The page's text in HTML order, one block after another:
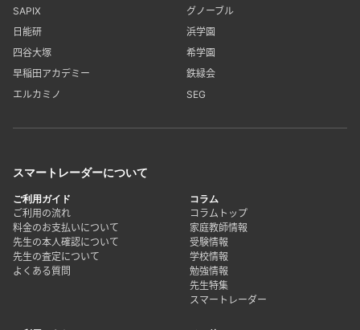
SAPIX
グノーブル
日能研
浜学園
四谷大塚
希学園
早稲田アカデミー
鉄緑会
エルカミノ
SEG
スマートレーダーについて
ご利用ガイド
ご利用の流れ
料金のお支払いについて
先生の本人確認について
先生の査定について
よくある質問
コラム
コラムトップ
家庭教師情報
受験情報
学校情報
勉強情報
先生特集
スマートレーダー